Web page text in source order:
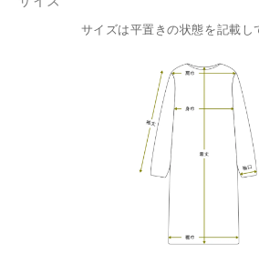
サイズは平置きの状態を記載し